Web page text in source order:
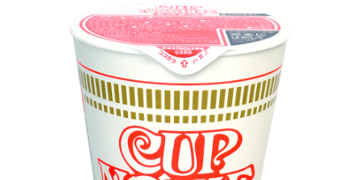
話
無
料
10:00~17:00/
土
日
祝
も
営
業